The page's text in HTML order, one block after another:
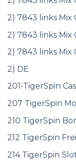
2) 7843 links Mix
2) 7843 links Mix
2) 7843 links Mix
2) DE
201-TigerSpin
207 TigerSpin
210 TigerSpin
212 TigerSpin
214 TigerSpin